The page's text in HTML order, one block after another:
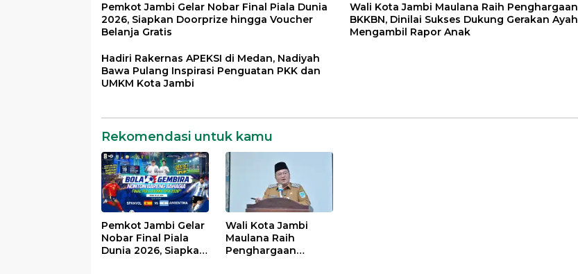
Pemkot Jambi Gelar Nobar Final Piala Dunia
2026, Siapkan Doorprize hingga Voucher
Belanja Gratis
Wali Kota Jambi Maulana Raih Penghargaan
BKKBN, Dinilai Sukses Dukung Gerakan Ayah
Mengambil Rapor Anak
Hadiri Rakernas APEKSI di Medan, Nadiyah
Bawa Pulang Inspirasi Penguatan PKK dan
UMKM Kota Jambi
Rekomendasi untuk kamu
Pemkot Jambi Gelar
Nobar Final Piala
Dunia 2026, Siapkan
Wali Kota Jambi
Maulana Raih
Penghargaan